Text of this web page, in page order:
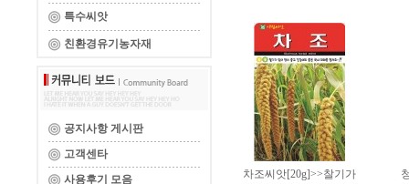
특수씨앗
친환경유기농자재
공지사항 게시판
고객센타
사용후기 모음
차조씨앗[20g]>>찰기가